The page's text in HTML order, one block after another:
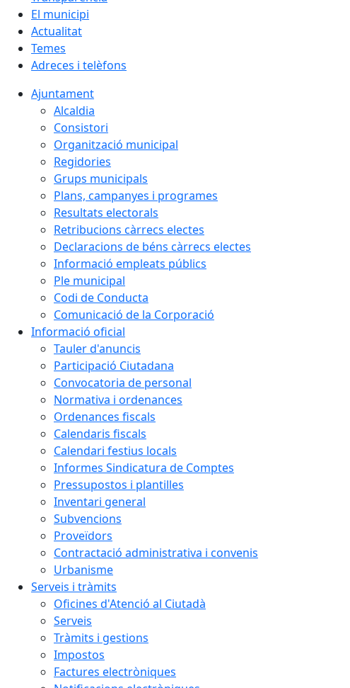
El municipi
Actualitat
Temes
Adreces i telèfons
Ajuntament
Alcaldia
Consistori
Organització municipal
Regidories
Grups municipals
Plans, campanyes i programes
Resultats electorals
Retribucions càrrecs electes
Declaracions de béns càrrecs electes
Informació empleats públics
Ple municipal
Codi de Conducta
Comunicació de la Corporació
Informació oficial
Tauler d'anuncis
Participació Ciutadana
Convocatoria de personal
Normativa i ordenances
Ordenances fiscals
Calendaris fiscals
Calendari festius locals
Informes Sindicatura de Comptes
Pressupostos i plantilles
Inventari general
Subvencions
Proveïdors
Contractació administrativa i convenis
Urbanisme
Serveis i tràmits
Oficines d'Atenció al Ciutadà
Serveis
Tràmits i gestions
Impostos
Factures electròniques